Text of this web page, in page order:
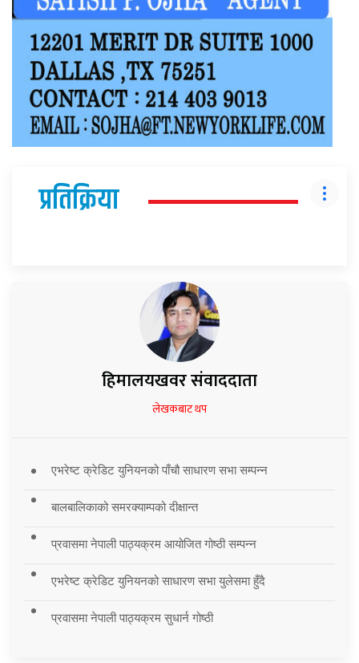
प्रतिक्रिया
हिमालयखवर संवाददाता
लेखकबाट थप
एभरेष्ट क्रेडिट युनियनको पाँचौ साधारण सभा सम्पन्न
बालबालिकाको समरक्याम्पको दीक्षान्त
प्रवासमा नेपाली पाठ्यक्रम आयोजित गोष्ठी सम्पन्न
एभरेष्ट क्रेडिट युनियनको साधारण सभा युलेसमा हुँदै
प्रवासमा नेपाली पाठ्यक्रम सुधार्न गोष्ठी